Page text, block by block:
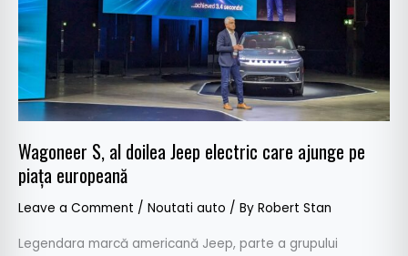
Wagoneer S, al doilea Jeep electric care ajunge pe
piața europeană
Leave a Comment / Noutati auto / By Robert Stan
Legendara marcă americană Jeep, parte a grupului
Jeep
electric
care
ajunge
pe
piața
europeană